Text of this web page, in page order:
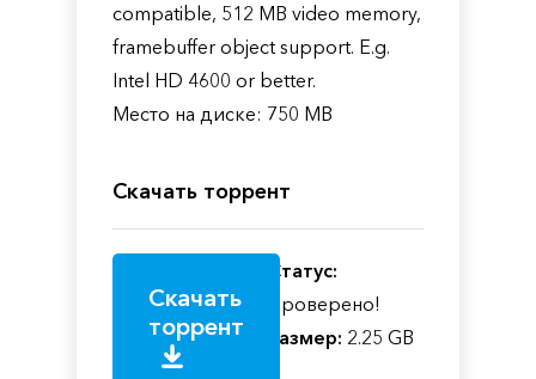
compatible, 512 MB video memory,
framebuffer object support. E.g.
Intel HD 4600 or better.
Место на диске: 750 MB
Скачать торрент
Скачать
торрент
Статус:
Проверено!
Размер: 2.25 GB